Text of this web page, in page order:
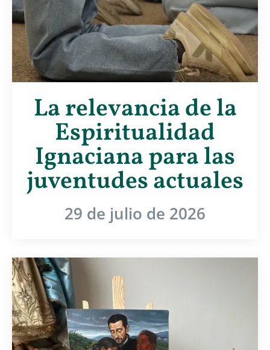
La relevancia de la
Espiritualidad
Ignaciana para las
juventudes actuales
29 de julio de 2026